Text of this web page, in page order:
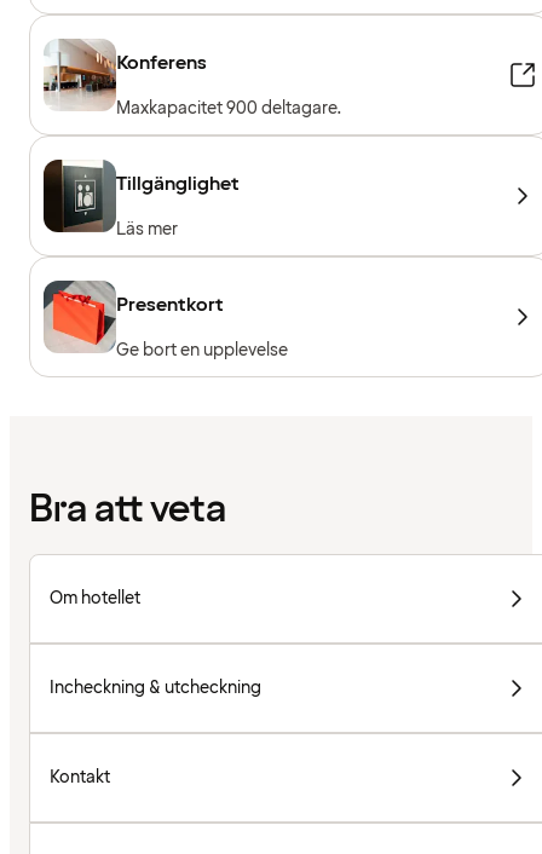
Konferens
Maxkapacitet 900 deltagare.
Tillgänglighet
Läs mer
Presentkort
Ge bort en upplevelse
Bra att veta
Om hotellet
Incheckning & utcheckning
Kontakt